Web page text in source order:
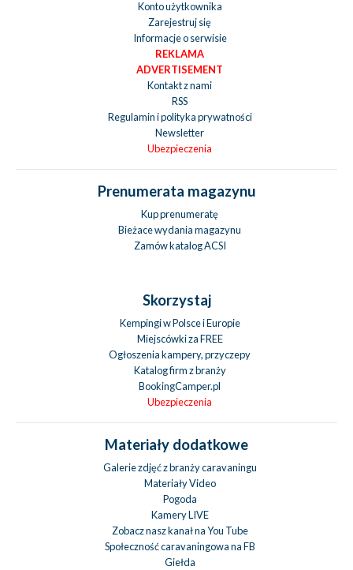
Konto użytkownika
Zarejestruj się
Informacje o serwisie
REKLAMA
ADVERTISEMENT
Kontakt z nami
RSS
Regulamin i polityka prywatności
Newsletter
Ubezpieczenia
Prenumerata magazynu
Kup prenumeratę
Bieżace wydania magazynu
Zamów katalog ACSI
Skorzystaj
Kempingi w Polsce i Europie
Miejscówki za FREE
Ogłoszenia kampery, przyczepy
Katalog firm z branży
BookingCamper.pl
Ubezpieczenia
Materiały dodatkowe
Galerie zdjęć z branży caravaningu
Materiały Video
Pogoda
Kamery LIVE
Zobacz nasz kanał na You Tube
Społeczność caravaningowa na FB
Giełda